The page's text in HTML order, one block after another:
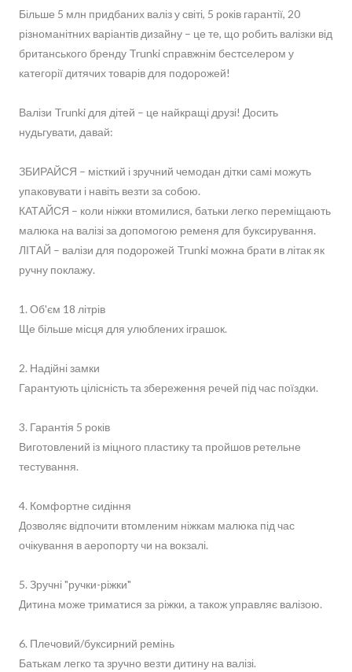
Більше 5 млн придбаних валіз у світі, 5 років гарантії, 20
різноманітних варіантів дизайну – це те, що робить валізки від
британського бренду Trunki справжнім бестселером у
категорії дитячих товарів для подорожей!
Валізи Trunki для дітей – це найкращі друзі! Досить
нудьгувати, давай:
ЗБИРАЙСЯ – місткий і зручний чемодан дітки самі можуть
упаковувати і навіть везти за собою.
КАТАЙСЯ – коли ніжки втомилися, батьки легко переміщають
малюка на валізі за допомогою ременя для буксирування.
ЛІТАЙ – валізи для подорожей Trunki можна брати в літак як
ручну поклажу.
1. Об'єм 18 літрів
Ще більше місця для улюблених іграшок.
2. Надійні замки
Гарантують цілісність та збереження речей під час поїздки.
3. Гарантія 5 років
Виготовлений із міцного пластику та пройшов ретельне
тестування.
4. Комфортне сидіння
Дозволяє відпочити втомленим ніжкам малюка під час
очікування в аеропорту чи на вокзалі.
5. Зручні "ручки-ріжки"
Дитина може триматися за ріжки, а також управляє валізою.
6. Плечовий/буксирний ремінь
Батькам легко та зручно везти дитину на валізі.